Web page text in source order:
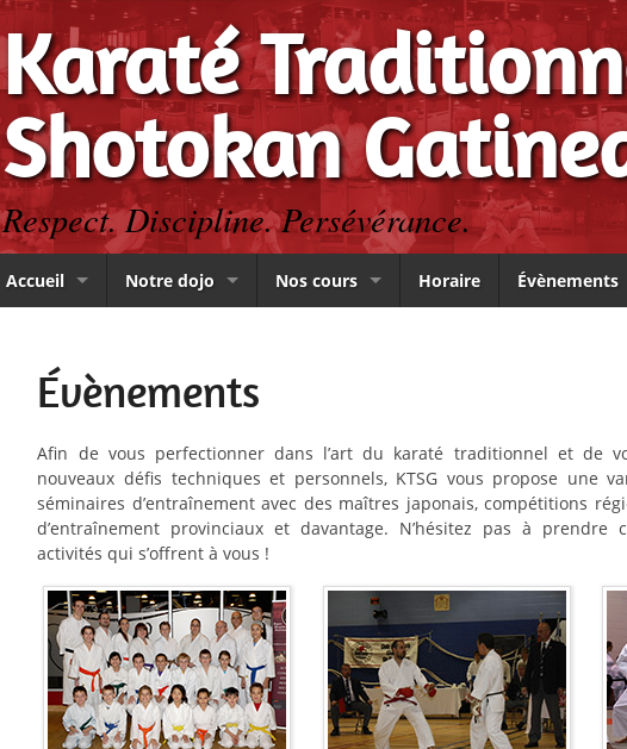
Karaté
Shotokan
Respect. Discipline. Persévérance.
Accueil Notre dojo Nos cours Horaire Évènements
Évènements
Afin de vous perfectionner dans l’art du karaté traditionnel et de
nouveaux défis techniques et personnels, KTSG vous propose une
séminaires d’entraînement avec des maîtres japonais, compétitions
d’entraînement provinciaux et davantage. N’hésitez pas à prendre
activités qui s’offrent à vous !